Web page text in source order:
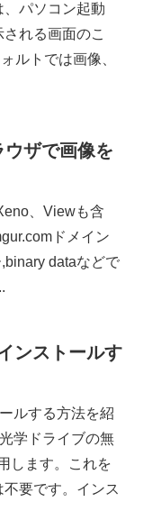
パソコン起動
れる画面のこ
ルトでは画像、
ザで画像を
、Viewも含
ドメイン
dataなどで
ンストールす
ルする方法を紹
学ドライブの無
します。これを
要です。インス